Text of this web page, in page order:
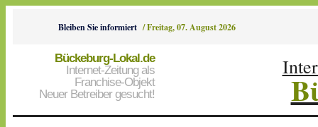
Bleiben Sie informiert /Freitag, 07. August 2026
Bückeburg-Lokal.de
Internet-Zeitung als
Franchise-Objekt
Neuer Betreiber gesucht!